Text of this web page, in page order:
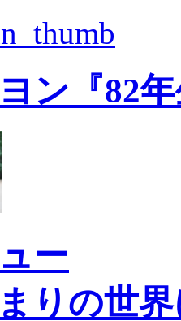
ン『82
ー
まりの世